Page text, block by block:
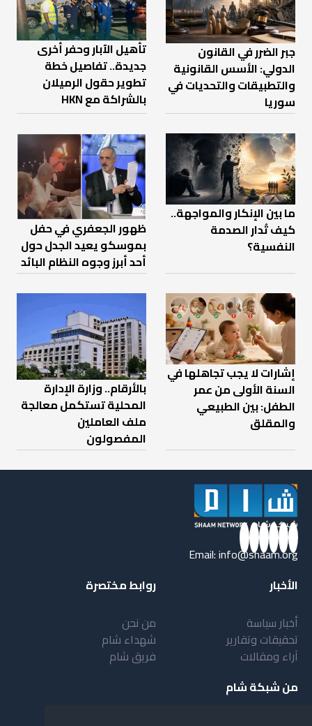
جبر الضرر في القانون
الدولي: الأسس القانونية
والتطبيقات والتحديات في
سوريا
تأهيل الآبار وحفر أخرى
جديدة.. تفاصيل خطة
تطوير حقول الرميلان
بالشراكة مع HKN
ما بين الإنكار والمواجهة..
كيف تُدار الصدمة
النفسية؟
ظهور الجعفري في حفل
بموسكو يعيد الجدل حول
أحد أبرز وجوه النظام البائد
إشارات لا يجب تجاهلها في
السنة الأولى من عمر
الطفل: بين الطبيعي
والمقلق
بالأرقام.. وزارة الإدارة
المحلية تستكمل معالجة
ملف العاملين
المفصولون
Email:info@shaam.org
الأخبار
أخبار سياسة
تحقيقات وتقارير
آراء ومقالات
روابط مختصرة
من نحن
شهداء شام
فريق شام
من شبكة شام